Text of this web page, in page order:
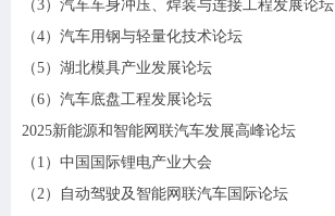
（3）汽车车身冲压、焊装与连接工程发展论坛
（4）汽车用钢与轻量化技术论坛
（5）湖北模具产业发展论坛
（6）汽车底盘工程发展论坛
2025新能源和智能网联汽车发展高峰论坛
（ 1）中国国际锂电产业大会
（2）自动驾驶及智能网联汽车国际论坛